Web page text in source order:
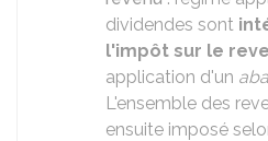
dividendes sont
l'impôt sur le
application d'un
L'ensemble des
ensuite imposé